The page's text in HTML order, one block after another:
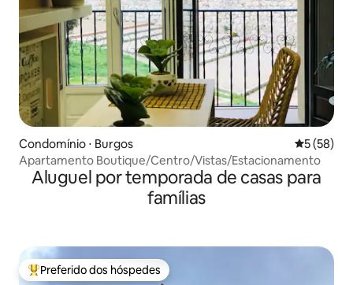
Condomínio ⋅ Burgos 5 de uma
5 (58)
Apartamento Boutique/Centro/Vistas/Estacionamento
Aluguel por temporada de casas para
famílias
Entre os melhores preferidos dos hóspedes
Preferido dos hóspedes